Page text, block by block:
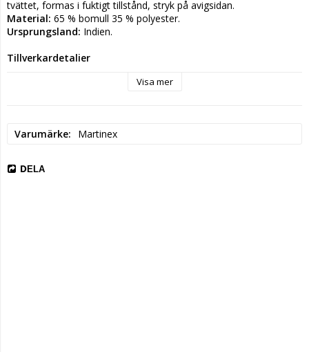
tvättet, formas i fuktigt tillstånd, stryk på avigsidan.
Material: 65 % bomull 35 % polyester.
Ursprungsland: Indien.
Tillverkardetaljer
Postadress: Kuninkaanväylä 37 20320 Turku Finland
Visa mer
Varumärke Martinex
DELA